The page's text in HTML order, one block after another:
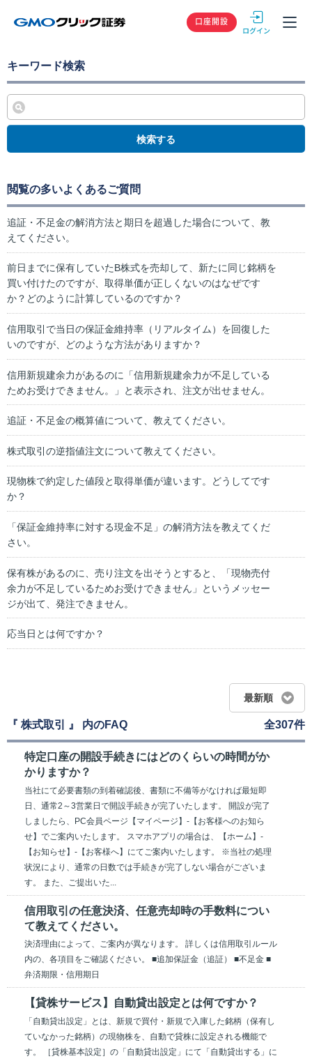
GMOクリック
口座開設
キーワード検索
検索する
閲覧の多いよくあるご質問
追証・不足金の解消方法と期日を超過した場合について、教
えてください。
前日までに保有していたB株式を売却して、新たに同じ銘柄を
買い付けたのですが、取得単価が正しくないのはなぜです
か？どのように計算しているのですか？
信用取引で当日の保証金維持率（リアルタイム）を回復した
いのですが、どのような方法がありますか？
信用新規建余力があるのに「信用新規建余力が不足している
ためお受けできません。」と表示され、注文が出せません。
追証・不足金の概算値について、教えてください。
株式取引の逆指値注文について教えてください。
現物株で約定した値段と取得単価が違います。どうしてです
か？
「保証金維持率に対する現金不足」の解消方法を教えてくだ
さい。
保有株があるのに、売り注文を出そうとすると、「現物売付
余力が不足しているためお受けできません」というメッセー
ジが出て、発注できません。
応当日とは何ですか？
最新順
『 株式取引 』 内のFAQ 全307件
特定口座の開設手続きにはどのくらいの時間がか
かりますか？
当社にて必要書類の到着確認後、書類に不備等がなければ最短即
日、通常2～3営業日で開設手続きが完了いたします。 開設が完了
しましたら、PC会員ページ【マイページ】-【お客様へのお知ら
せ】でご案内いたします。 スマホアプリの場合は、【ホーム】-
【お知らせ】-【お客様へ】にてご案内いたします。 ※当社の処理
状況により、通常の日数では手続きが完了しない場合がございま
す。 また、ご提出いた...
信用取引の任意決済、任意売却時の手数料につい
て教えてください。
決済理由によって、ご案内が異なります。 詳しくは信用取引ルール
内の、各項目をご確認ください。 ■追加保証金（追証） ■不足金 ■
弁済期限・信用期日
【貸株サービス】自動貸出設定とは何ですか？
「自動貸出設定」とは、新規で買付・新規で入庫した銘柄（保有し
ていなかった銘柄）の現物株を、自動で貸株に設定される機能で
す。 ［貸株基本設定］の「自動貸出設定」にて「自動貸出する」に